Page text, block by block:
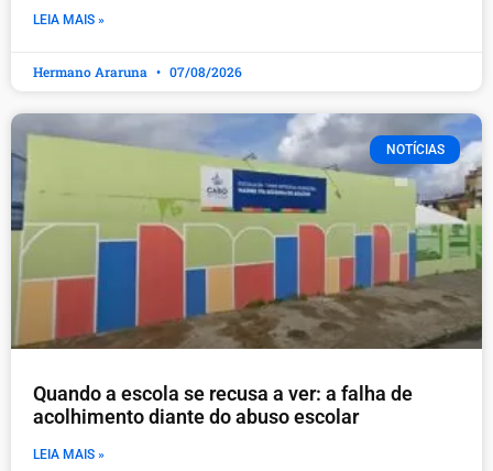
LEIA MAIS »
Hermano Araruna 07/08/2026
NOTÍCIAS
Quando a escola se recusa a ver: a falha de
acolhimento diante do abuso escolar
LEIA MAIS »